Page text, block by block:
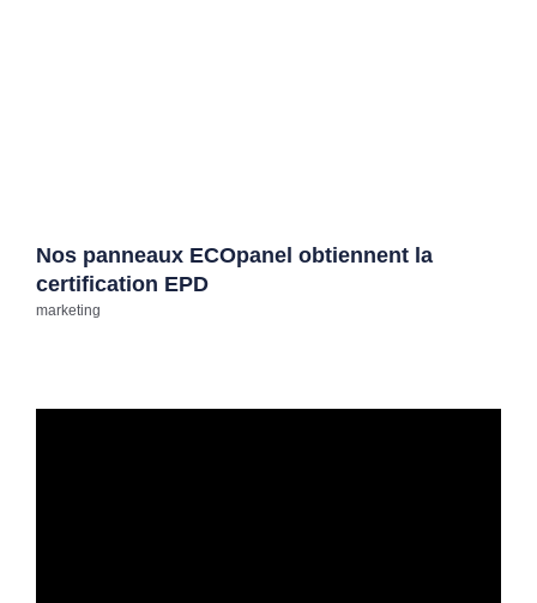
Nos panneaux ECOpanel obtiennent la
certification EPD
marketing